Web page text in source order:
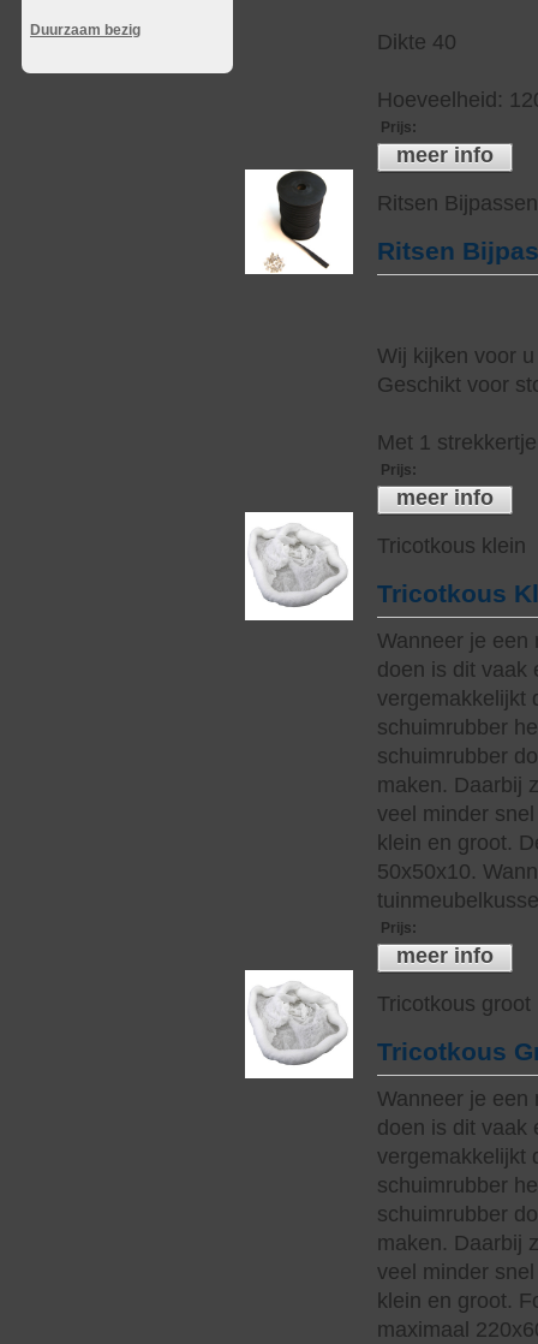
Duurzaam bezig
Dikte 40
Hoeveelheid:
Prijs:
meer info
Ritsen
Ritsen
Wij kijken voor
Geschikt voor
Met 1
Prijs:
meer info
Tricotkous klein
Tricotkous
Wanneer je een
doen is dit vaak
vergemakkelijkt
schuimrubber
schuimrubber
maken. Daarbij
veel minder
klein en groot.
50x50x10.
Prijs:
meer info
Tricotkous groot
Tricotkous
Wanneer je een
doen is dit vaak
vergemakkelijkt
schuimrubber
schuimrubber
maken. Daarbij
veel minder
klein en groot.
maximaal